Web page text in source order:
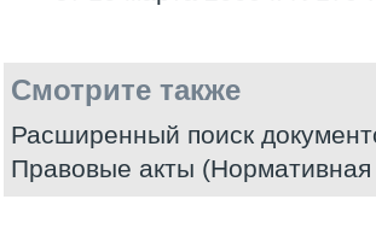
Смотрите также
Расширенный поиск
Правовые акты